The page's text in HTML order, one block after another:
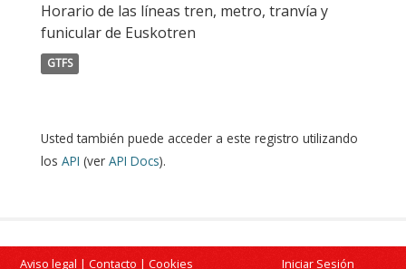
Horario de las líneas tren, metro, tranvía y
funicular de Euskotren
GTFS
Usted también puede acceder a este registro utilizando
los API (ver API Docs).
Aviso legal | Contacto | Cookies Iniciar Sesión